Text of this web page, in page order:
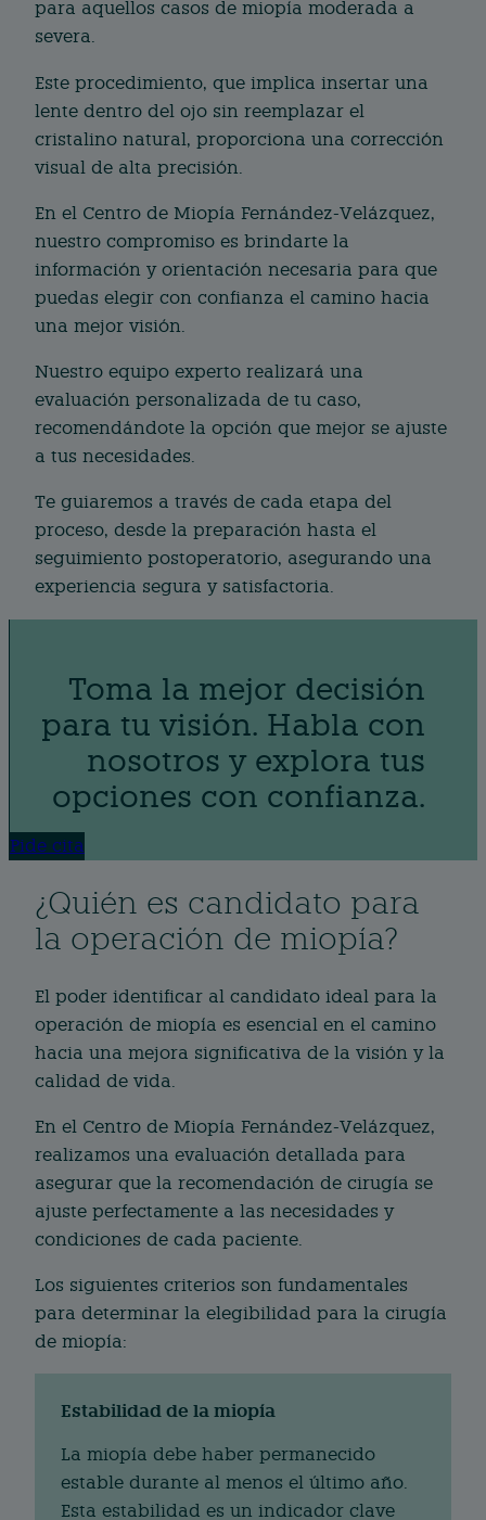
para aquellos casos de miopía moderada a
severa.
Este procedimiento, que implica insertar una
lente dentro del ojo sin reemplazar el
cristalino natural, proporciona una corrección
visual de alta precisión.
En el Centro de Miopía Fernández-Velázquez,
nuestro compromiso es brindarte la
información y orientación necesaria para que
puedas elegir con confianza el camino hacia
una mejor visión.
Nuestro equipo experto realizará una
evaluación personalizada de tu caso,
recomendándote la opción que mejor se ajuste
a tus necesidades.
Te guiaremos a través de cada etapa del
proceso, desde la preparación hasta el
seguimiento postoperatorio, asegurando una
experiencia segura y satisfactoria.
Toma la mejor decisión
para tu visión. Habla con
nosotros y explora tus
opciones con confianza.
Pide cita
¿Quién es candidato para
la operación de miopía?
El poder identificar al candidato ideal para la
operación de miopía es esencial en el camino
hacia una mejora significativa de la visión y la
calidad de vida.
En el Centro de Miopía Fernández-Velázquez,
realizamos una evaluación detallada para
asegurar que la recomendación de cirugía se
ajuste perfectamente a las necesidades y
condiciones de cada paciente.
Los siguientes criterios son fundamentales
para determinar la elegibilidad para la cirugía
de miopía:
Estabilidad de la miopía
La miopía debe haber permanecido
estable durante al menos el último año.
Esta estabilidad es un indicador clave